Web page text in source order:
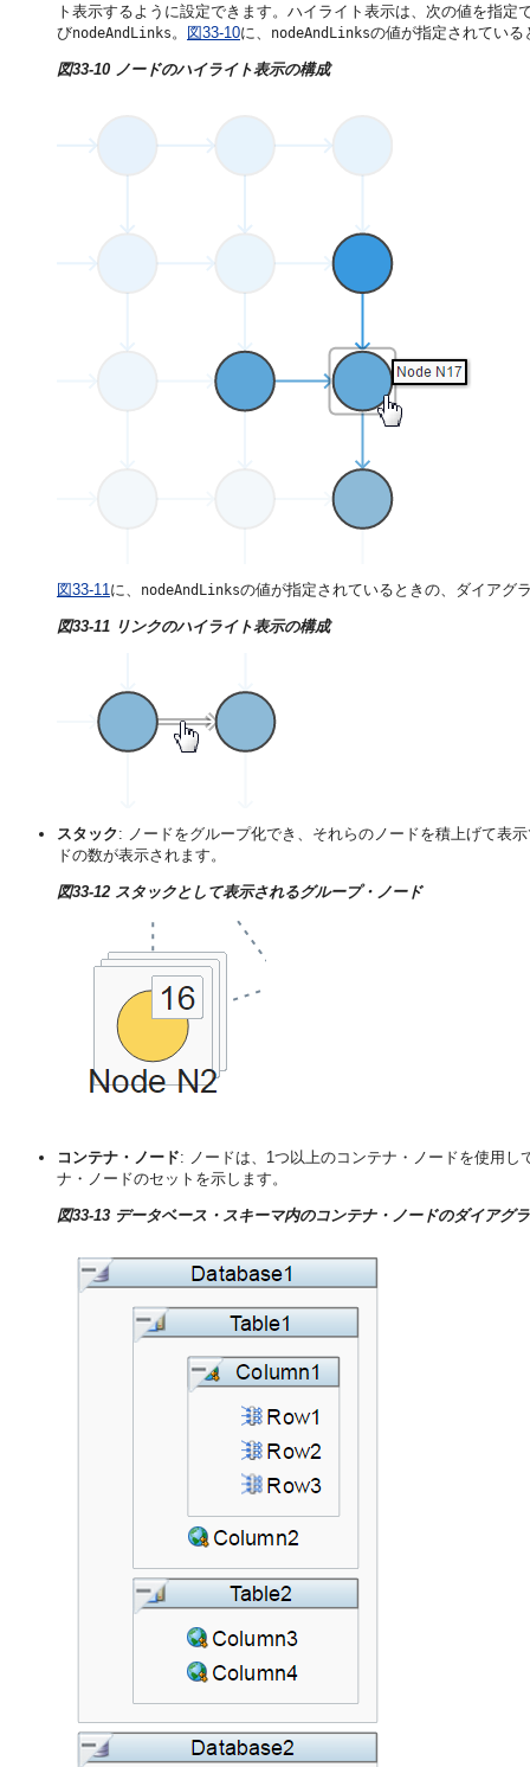
ト表示するように設定できます。ハイライト表示は、次の値を指定
びnodeAndLinks 。 図33-10に、 nodeAndLinksの値が指定されてい
図33-10 ノードのハイライト表示の構成
図33-11 に、 nodeAndLinksの値が指定されているときの、ダイアグ
図33-11 リンクのハイライト表示の構成
スタック: ノードをグループ化でき、それらのノードを積上げて表
ドの数が表示されます。
図33-12 スタックとして表示されるグループ・ノード
コンテナ・ノード: ノードは、1つ以上のコンテナ・ノードを使用
ナ・ノードのセットを示します。
図33-13 データベース・スキーマ内のコンテナ・ノードのダイアグ